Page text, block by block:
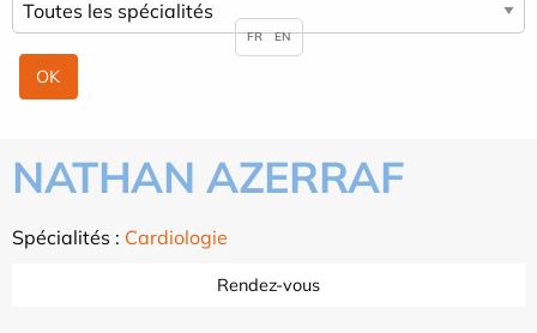
NATHAN AZERRAF
Spécialités : Cardiologie
Rendez-vous
FR EN